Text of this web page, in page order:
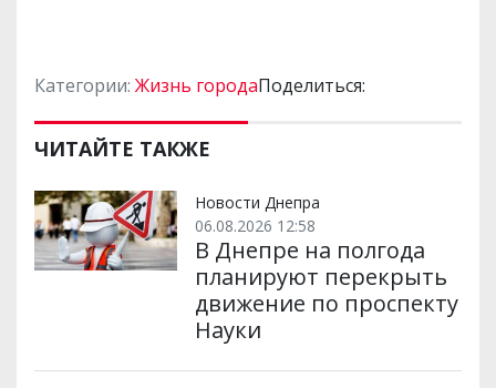
Категории: Жизнь городаПоделиться:
ЧИТАЙТЕ ТАКЖЕ
Новости Днепра
06.08.2026 12:58
В Днепре на полгода
планируют перекрыть
движение по проспекту
Науки